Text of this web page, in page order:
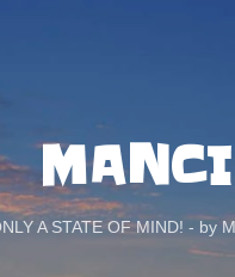
A STATE OF MIND! - by